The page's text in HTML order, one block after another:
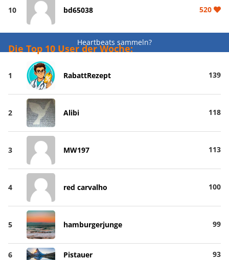
10 bd65038 520
Heartbeats sammeln?
Die Top 10 User der Woche:
1 RabattRezept 139
2 Alibi 118
3 MW197 113
4 red carvalho 100
5 hamburgerjunge 99
6 Pistauer 93